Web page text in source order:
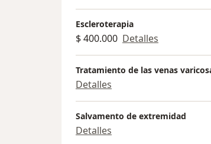
Escleroterapia
$ 400.000 Detalles
Tratamiento de las venas
Detalles
Salvamento de extremidad
Detalles